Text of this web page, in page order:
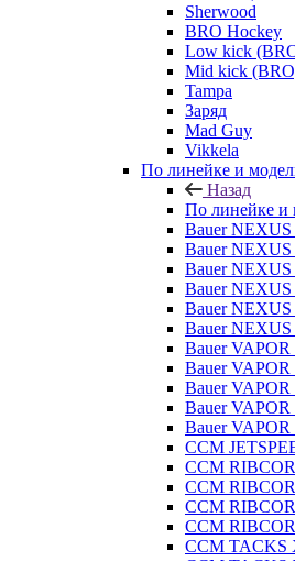
Sherwood
BRO Hockey
Low kick
Mid kick
Tampa
Заряд
Mad Guy
Vikkela
По линейке и
Назад
По линейке и
Bauer NEXUS
Bauer NEXUS
Bauer NEXUS
Bauer
Bauer
Bauer
Bauer
Bauer
Bauer
Bauer
Bauer
CCM
CCM
CCM
CCM
CCM
CCM TACKS